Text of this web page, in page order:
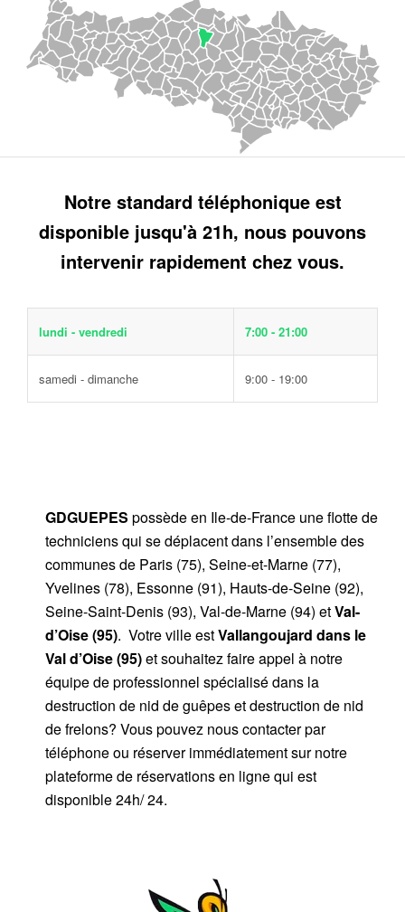
Notre standard téléphonique est
disponible jusqu'à 21h, nous pouvons
intervenir rapidement chez vous.
lundi - vendredi 7:00 - 21:00
samedi - dimanche 9:00 - 19:00
GDGUEPES possède en Ile-de-France une flotte de
techniciens qui se déplacent dans l’ensemble des
communes de Paris (75), Seine-et-Marne (77),
Yvelines (78), Essonne (91), Hauts-de-Seine (92),
Seine-Saint-Denis (93), Val-de-Marne (94) etVal-
d’Oise (95). Votre ville estVallangoujard dans le
Val d’Oise (95)et souhaitez faire appel à notre
équipe de professionnel spécialisé dans la
destruction de nid de guêpes et destruction de nid
de frelons? Vous pouvez nous contacter par
téléphone ou réserver immédiatement sur notre
plateforme de réservations en ligne qui est
disponible 24h/ 24.